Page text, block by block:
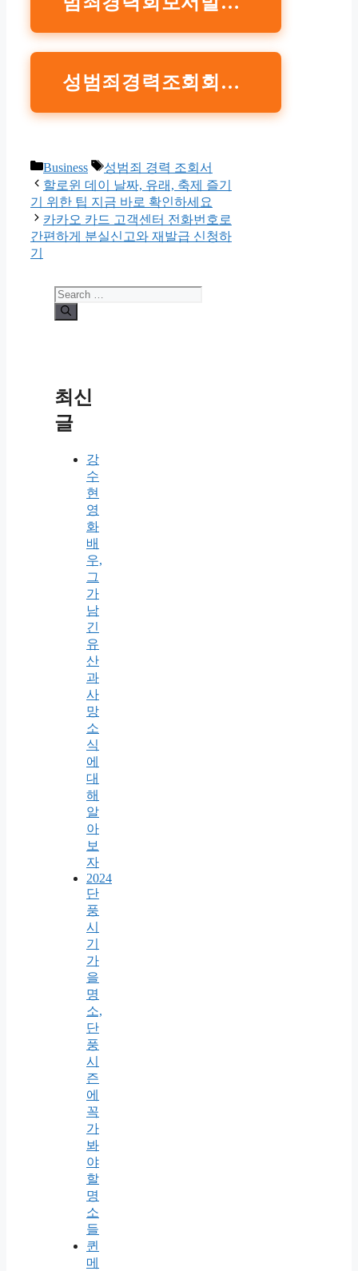
성범죄경력조회회보서 서식 다운로드 하기
Categories
Business Tags
성범죄 경력 조회서
할로윈 데이 날짜, 유래, 축제 즐기
기 위한 팁 지금 바로 확인하세요
카카오 카드 고객센터 전화번호로
간편하게 분실신고와 재발급 신청하
기
Search
for:
최신
글
강
수
현
영
화
배
우,
그
가
남
긴
유
산
과
사
망
소
식
에
대
해
알
아
보
자
2024
단
풍
시
기
가
을
명
소,
단
풍
시
즌
에
꼭
가
봐
야
할
명
소
들
퀸
메